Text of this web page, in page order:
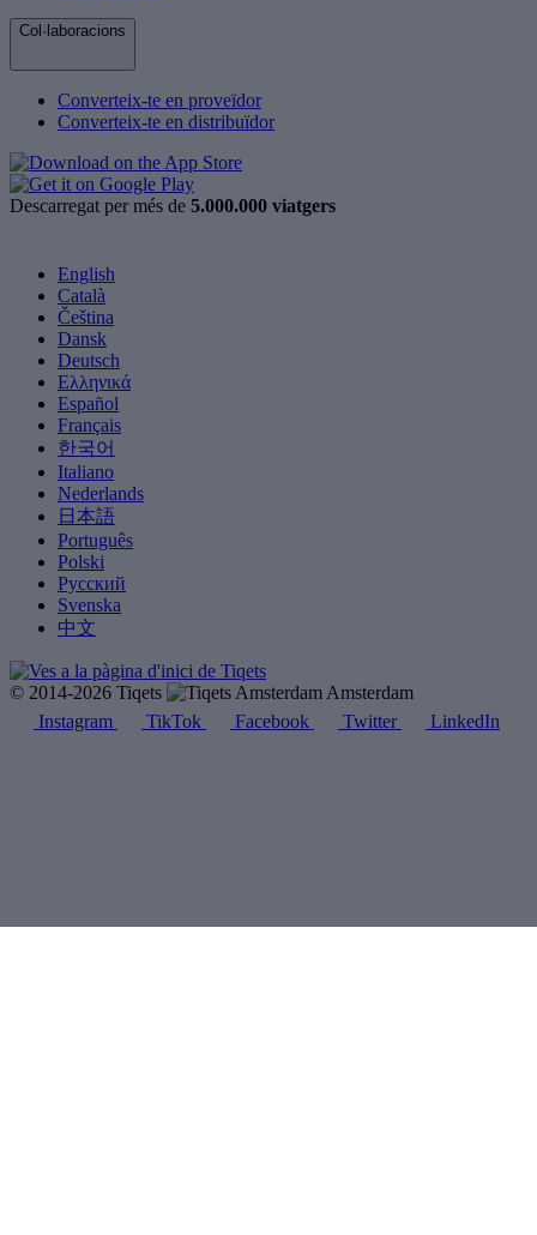
Col·laboracions
Converteix-te en proveïdor
Converteix-te en distribuïdor
Descarregat per més de 5.000.000 viatgers
English
Català
Čeština
Dansk
Deutsch
Ελληνικά
Español
Français
한국어
Italiano
Nederlands
日本語
Português
Polski
Русский
Svenska
中文
© 2014-2026 Tiqets
Amsterdam
Instagram
TikTok Facebook Twitter LinkedIn